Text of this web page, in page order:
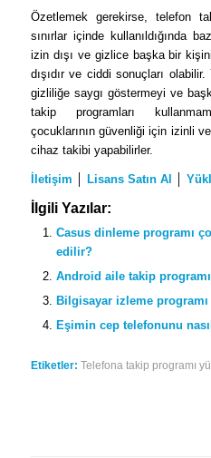
Özetlemek gerekirse, telefon
sınırlar içinde kullanıldığında
izin dışı ve gizlice başka bir
dışıdır ve ciddi sonuçları
gizliliğe saygı göstermeyi ve
takip programları
çocuklarının güvenliği için izinli
cihaz takibi yapabilirler.
İletişim Lisans Satın Al
İlgili Yazılar:
Casus dinleme programı
edilir?
Android aile takip programı
Bilgisayar izleme
Eşimin cep telefonunu
Etiketler: Telefona takip programı